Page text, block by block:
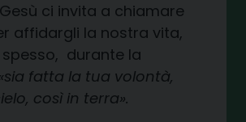
ci invita a chiamare
affidargli la nostra vita,
durante la
fatta la tua volontà,
così in terra».